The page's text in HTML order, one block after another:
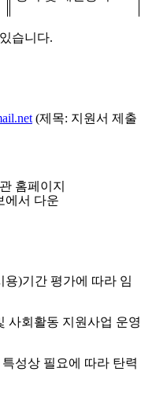
습니다.
(제목: 지원서 제출
홈페이지
에서 다운
용)기간 평가에 따라 임
사회활동 지원사업 운영
성상 필요에 따라 탄력